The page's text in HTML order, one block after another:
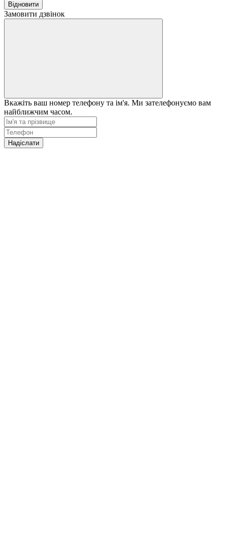
Відновити
Замовити дзвінок
Вкажіть ваш номер телефону та ім'я. Ми зателефонуємо вам
найближчим часом.
Надіслати